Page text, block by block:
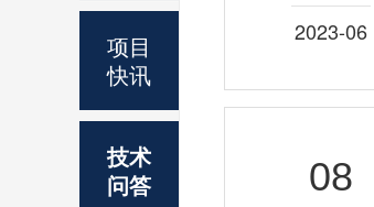
2023-06
08
项目
快讯
技术
问答